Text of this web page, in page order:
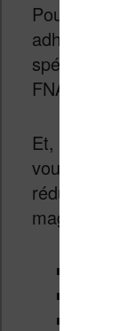
Pour
adhérents,
spéciale
FNAC pour
Et,
vous
réductions
magasin :